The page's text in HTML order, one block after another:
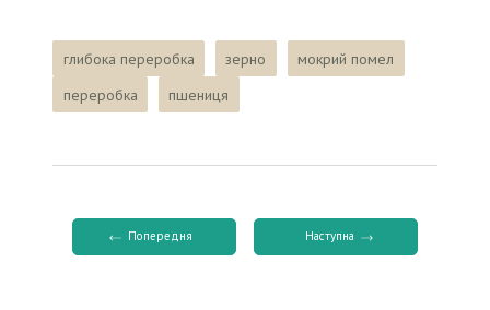
глибока переробка зерно
мокрий помел
переробка
пшениця
Попередня Наступна